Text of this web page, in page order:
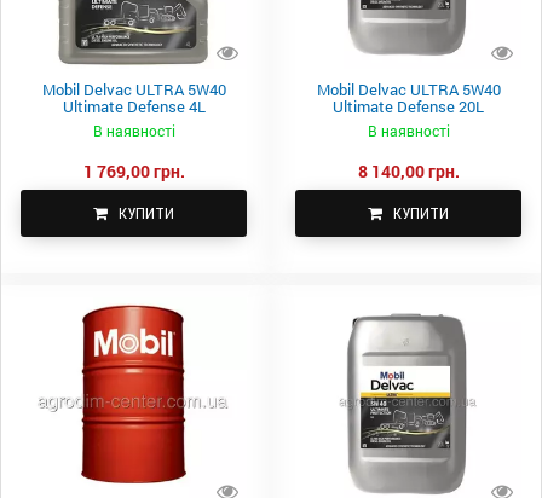
Mobil Delvac ULTRA 5W40
Ultimate Defense 4L
В наявності
1 769,00 грн.
КУПИТИ
Mobil Delvac ULTRA 5W40
Ultimate Defense 20L
В наявності
8 140,00 грн.
КУПИТИ